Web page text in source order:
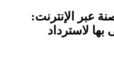
عبر الإنترنت:
لاسترداد